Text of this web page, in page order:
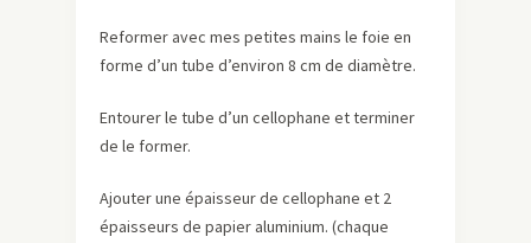
Reformer avec mes petites mains le foie en
forme d’un tube d’environ 8 cm de diamètre.
Entourer le tube d’un cellophane et terminer
de le former.
Ajouter une épaisseur de cellophane et 2
épaisseurs de papier aluminium. (chaque